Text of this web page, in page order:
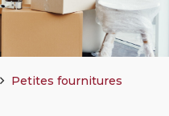
Petites fournitures